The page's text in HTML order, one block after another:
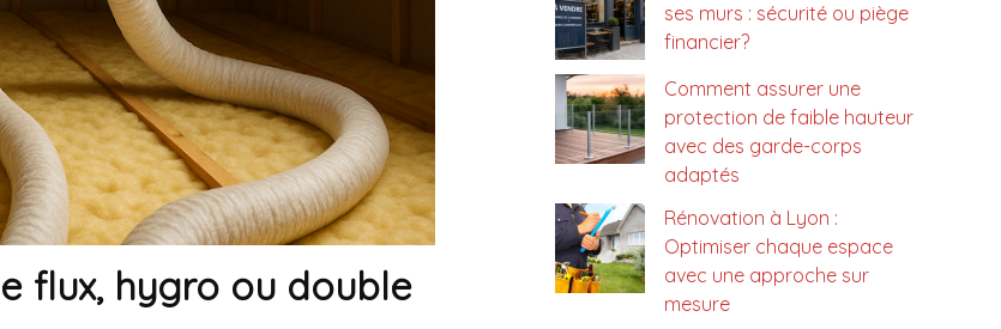
flux, hygro ou double
ses murs : sécurité ou piège
financier?
Comment assurer une
protection de faible hauteur
avec des garde-corps
adaptés
Rénovation à Lyon :
Optimiser chaque espace
avec une approche sur
mesure